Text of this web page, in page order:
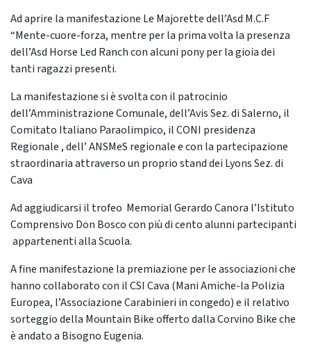
Ad aprire la manifestazione Le Majorette dell’Asd M.C.F
“Mente-cuore-forza, mentre per la prima volta la presenza
dell’Asd Horse Led Ranch con alcuni pony per la gioia dei
tanti ragazzi presenti.
La manifestazione si è svolta con il patrocinio
dell’Amministrazione Comunale, dell’Avis Sez. di Salerno, il
Comitato Italiano Paraolimpico, il CONI presidenza
Regionale , dell’ ANSMeS regionale e con la partecipazione
straordinaria attraverso un proprio stand dei Lyons Sez. di
Cava
Ad aggiudicarsi il trofeo Memorial Gerardo Canora l’Istituto
Comprensivo Don Bosco con più di cento alunni partecipanti
appartenenti alla Scuola.
A fine manifestazione la premiazione per le associazioni che
hanno collaborato con il CSI Cava (Mani Amiche-la Polizia
Europea, l’Associazione Carabinieri in congedo) e il relativo
sorteggio della Mountain Bike offerto dalla Corvino Bike che
è andato a Bisogno Eugenia.